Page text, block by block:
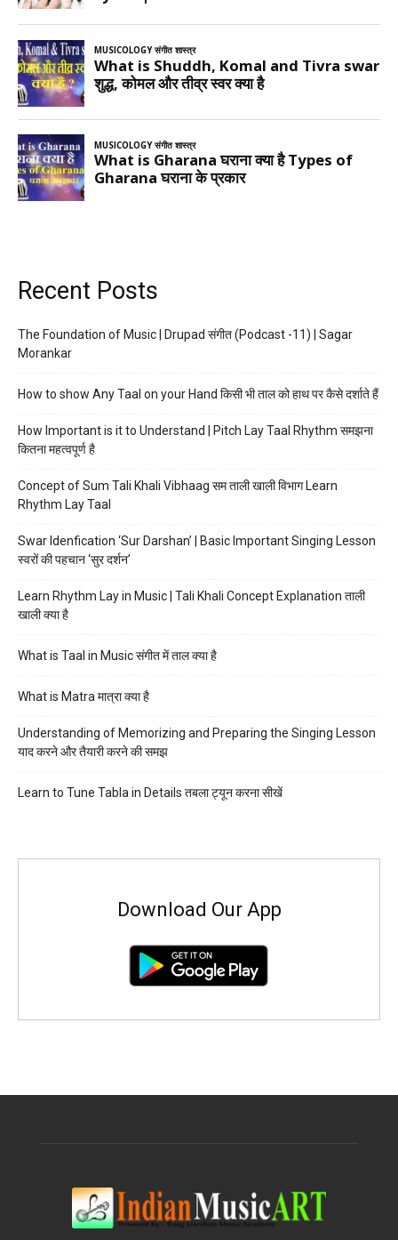
Recent Posts
The Foundation of Music | Drupad संगीत (Podcast -11) | Sagar
Morankar
How to show Any Taal on your Hand किसी भी ताल को हाथ पर कैसे दर्शाते हैं
How Important is it to Understand | Pitch Lay Taal Rhythm समझना
कितना महत्वपूर्ण है
Concept of Sum Tali Khali Vibhaag सम ताली खाली विभाग Learn
Rhythm Lay Taal
Swar Idenfication ‘Sur Darshan’ | Basic Important Singing Lesson
स्वरों की पहचान ‘सुर दर्शन’
Learn Rhythm Lay in Music | Tali Khali Concept Explanation ताली
खाली क्या है
What is Taal in Music संगीत में ताल क्या है
What is Matra मात्रा क्या है
Understanding of Memorizing and Preparing the Singing Lesson
याद करने और तैयारी करने की समझ
Learn to Tune Tabla in Details तबला ट्यून करना सीखें
Download Our App